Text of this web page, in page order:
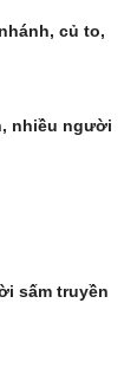
củ to,
nhiều người
sấm truyền